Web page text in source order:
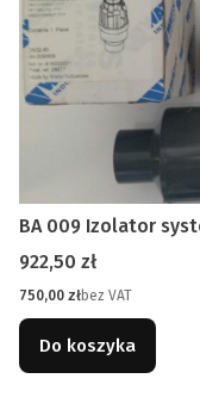
BA 009 Izolator
Cena
922,50 zł
Cena
750,00 złbez VAT
Do koszyka